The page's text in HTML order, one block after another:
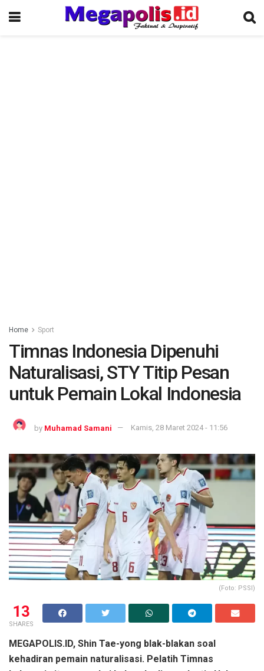
Home Sport
Timnas Indonesia Dipenuhi
Naturalisasi, STY Titip Pesan
untuk Pemain Lokal Indonesia
by Muhamad Samani Kamis, 28 Maret 2024 - 11:56
(Foto: PSSI)
13
SHARES
MEGAPOLIS.ID, Shin Tae-yong blak-blakan soal
kehadiran pemain naturalisasi. Pelatih Timnas